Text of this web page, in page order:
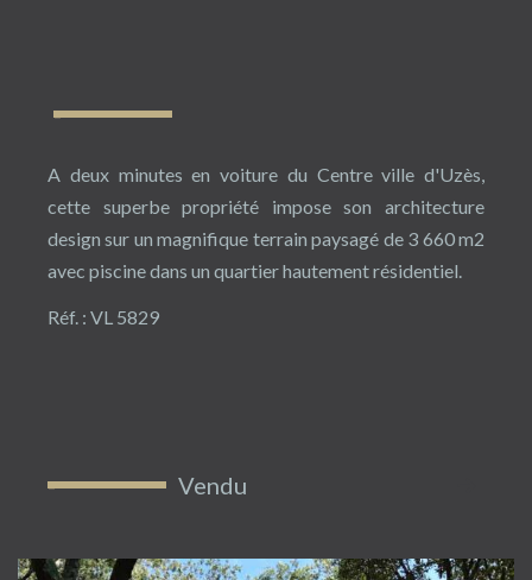
A deux minutes en voiture du Centre ville d'Uzès,
cette superbe propriété impose son architecture
design sur un magnifique terrain paysagé de 3 660 m2
avec piscine dans un quartier hautement résidentiel.
Réf. : VL 5829
Vendu